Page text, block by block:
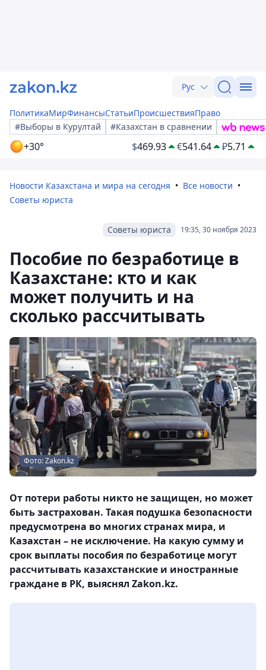
Рус
ПолитикаМирФинансыСтатьиПроисшествияПраво
#Выборы в Курултай
#Казахстан в сравнении
+30° $469.93 €541.64 ₽5.71
Новости Казахстана и мира на сегодня
Все новости
Советы юриста
19:35, 30 ноября 2023
Советы юриста
Пособие по безработице в
Казахстане: кто и как
может получить и на
сколько рассчитывать
Фото: Zakon.kz
От потери работы никто не защищен, но может
быть застрахован. Такая подушка безопасности
предусмотрена во многих странах мира, и
Казахстан – не исключение. На какую сумму и
срок выплаты пособия по безработице могут
рассчитывать казахстанские и иностранные
граждане в РК, выяснял Zakon.kz.